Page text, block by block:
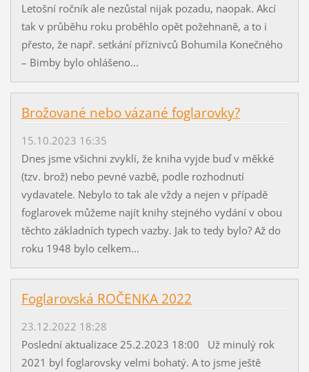
Letošní ročník ale nezůstal nijak pozadu, naopak. Akcí
tak v průběhu roku proběhlo opět požehnaně, a to i
přesto, že např. setkání příznivců Bohumila Konečného
– Bimby bylo ohlášeno...
Brožované nebo vázané foglarovky?
15.10.2023 16:35
Dnes jsme všichni zvyklí, že kniha vyjde buď v měkké
(tzv. brož) nebo pevné vazbě, podle rozhodnutí
vydavatele. Nebylo to tak ale vždy a nejen v případě
foglarovek můžeme najít knihy stejného vydání v obou
těchto základních typech vazby. Jak to tedy bylo? Až do
roku 1948 bylo celkem...
Foglarovská ROČENKA 2022
23.12.2022 18:28
Poslední aktualizace 25.2.2023 18:00 Už minulý rok
2021 byl foglarovsky velmi bohatý. A to jsme ještě